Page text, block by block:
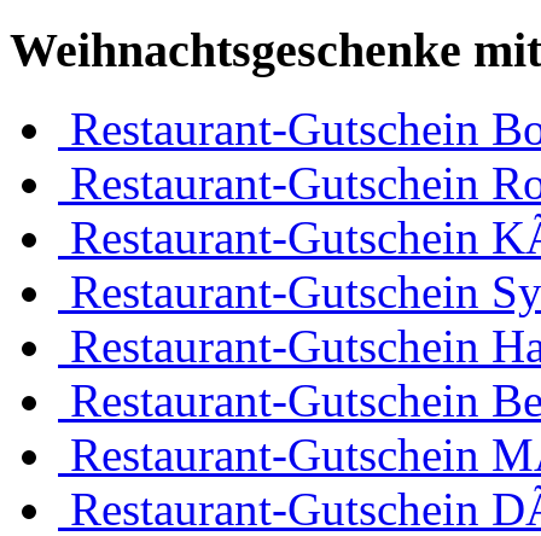
Weihnachtsgeschenke
Restaurant-Gutschein
Restaurant-Gutschein
Restaurant-Gutschein
Restaurant-Gutschein
Restaurant-Gutschein
Restaurant-Gutschein
Restaurant-Gutschein
Restaurant-Gutschein